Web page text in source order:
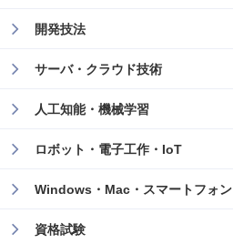
開発技法
サーバ・クラウド技術
人工知能・機械学習
ロボット・電子工作・IoT
Windows・Mac・スマートフォン
資格試験